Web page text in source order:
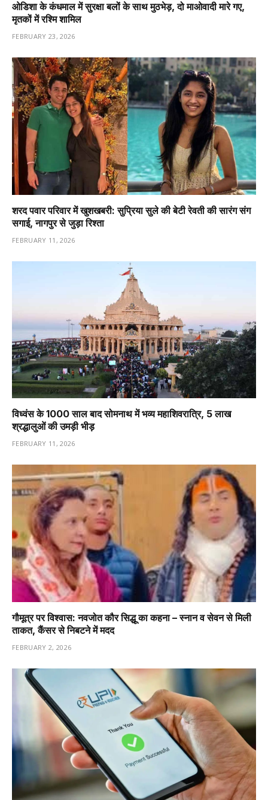
ओडिशा के कंधमाल में सुरक्षा बलों के साथ मुठभेड़, दो माओवादी मारे गए,
मृतकों में रश्मि शामिल
FEBRUARY 23, 2026
शरद पवार परिवार में खुशखबरी: सुप्रिया सुले की बेटी रेवती की सारंग संग
सगाई, नागपुर से जुड़ा रिश्ता
FEBRUARY 11, 2026
विध्वंस के 1000 साल बाद सोमनाथ में भव्य महाशिवरात्रि, 5 लाख
श्रद्धालुओं की उमड़ी भीड़
FEBRUARY 11, 2026
गौमूत्र पर विश्वास: नवजोत कौर सिद्धू का कहना – स्नान व सेवन से मिली
ताकत, कैंसर से निबटने में मदद
FEBRUARY 2, 2026